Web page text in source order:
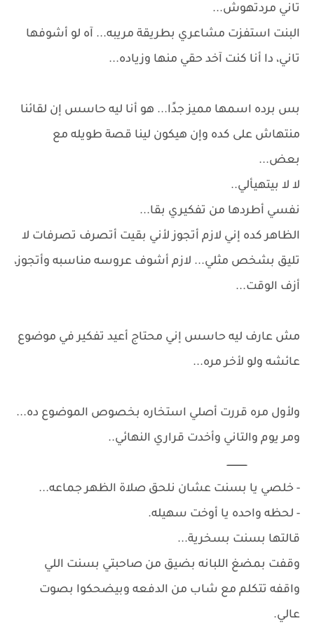
تاني مردتهوش...
البنت استفزت مشاعري بطريقة مريبه... آه لو أشوفها
تاني، دا أنا كنت آخد حقي منها وزياده...
بس برده اسمها مميز جدًا... هو أنا ليه حاسس إن لقائنا
منتهاش على كده وإن هيكون لينا قصة طويله مع
بعض...
لا لا بيتهيألي..
نفسي أطردها من تفكيري بقا...
الظاهر كده إني لازم أتجوز لأني بقيت أتصرف تصرفات لا
تليق بشخص مثلي... لازم أشوف عروسه مناسبه وأتجوز،
أزف الوقت...
مش عارف ليه حاسس إني محتاج أعيد تفكير في موضوع
عائشه ولو لأخر مره...
ولأول مره قررت أصلي استخاره بخصوص الموضوع ده...
ومر يوم والتاني وأخدت قراري النهائي..
ــــــــــــــ
- خلصي يا بسنت عشان نلحق صلاة الظهر جماعه...
- لحظه واحده يا أوخت سهيله.
قالتها بسنت بسخرية...
وقفت بمضغ اللبانه بضيق من صاحبتي بسنت اللي
واقفه تتكلم مع شاب من الدفعه وبيضحكوا بصوت
عالي.